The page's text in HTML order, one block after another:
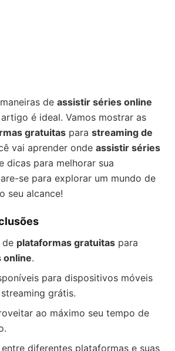
de assistir séries online
é ideal. Vamos mostrar as
gratuitas para streaming de
vai aprender onde assistir séries
dicas para melhorar sua
se para explorar um mundo de
seu alcance!
de plataformas gratuitas para
online.
para dispositivos móveis
grátis.
ao máximo seu tempo de
diferentes plataformas e suas